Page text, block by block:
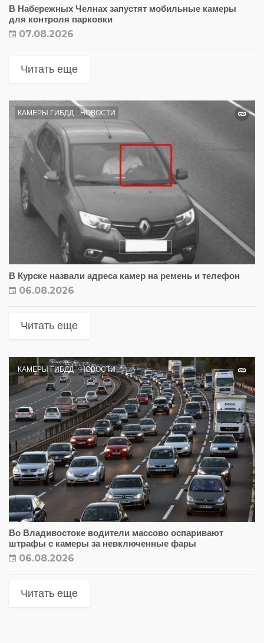
В Набережных Челнах запустят мобильные камеры
для контроля парковки
07.08.2026
Читать еще
КАМЕРЫ ГИБДД НОВОСТИ
В Курске назвали адреса камер на ремень и телефон
06.08.2026
Читать еще
КАМЕРЫ ГИБДД НОВОСТИ
Во Владивостоке водители массово оспаривают
штрафы с камеры за невключенные фары
06.08.2026
Читать еще